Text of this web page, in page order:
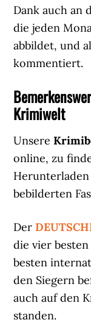
Dank auch an
die jeden
abbildet, und
kommentiert.
Krimiwelt
Unsere
online, zu
bebilderten
Der
die vier
besten
den Siegern
auch auf den
standen.